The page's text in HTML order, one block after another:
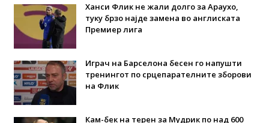
Ханси Флик не жали долго за Араухо,
туку брзо најде замена во англиската
Премиер лига
Играч на Барселона бесен го напушти
тренингот по срцепарателните зборови
на Флик
Кам-бек на терен за Мудрик по над 600